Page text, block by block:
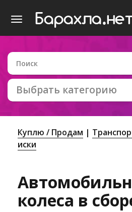
Выбрать категорию
Куплю / Продам
иски
колеса в